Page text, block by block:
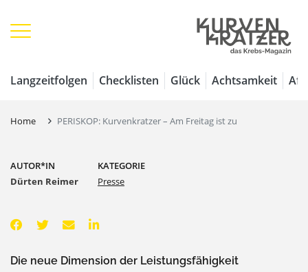
Langzeitfolgen Checklisten Glück Achtsamkeit
Home PERISKOP: Kurvenkratzer – Am Freitag ist zu
AUTOR*IN
Dürten Reimer
KATEGORIE
Presse
Die neue Dimension der Leistungsfähigkeit